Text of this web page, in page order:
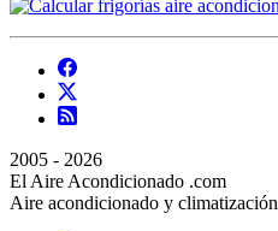
2005 - 2026
El Aire Acondicionado .com
Aire acondicionado y climatización